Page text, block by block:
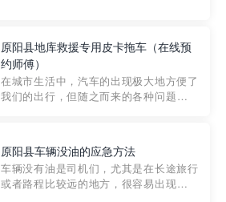
路救援拖车的收费标准是由当地交通管理
部门制定的。起步价通...
原阳县地库救援专用皮卡拖车（在线预
约师傅）
在城市生活中，汽车的出现极大地方便了
我们的出行，但随之而来的各种问题也让
紧急情况下，我们需要一种高效可靠的救
援方式。而这时，地库救援专...
原阳县车辆没油的应急方法
车辆没有油是司机们，尤其是在长途旅行
或者路程比较远的地方，很容易出现这种